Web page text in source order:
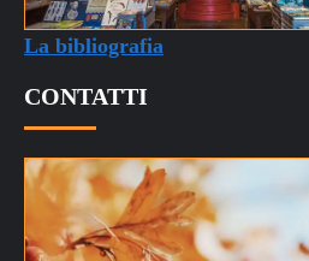
La bibliografia
CONTATTI